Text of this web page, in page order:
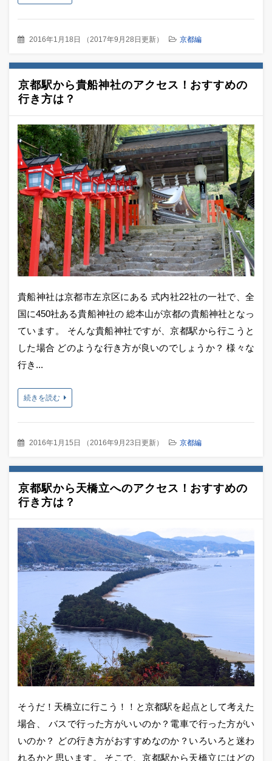
2016年1月18日 （2017年9月28日更新） 京都編
京都駅から貴船神社のアクセス！おすすめの
行き方は？
貴船神社は京都市左京区にある 式内社22社の一社で、全
国に450社ある貴船神社の 総本山が京都の貴船神社となっ
ています。 そんな貴船神社ですが、京都駅から行こうと
した場合 どのような行き方が良いのでしょうか？ 様々な
行き...
続きを読む
2016年1月15日 （2016年9月23日更新） 京都編
京都駅から天橋立へのアクセス！おすすめの
行き方は？
そうだ！天橋立に行こう！！と京都駅を起点として考えた
場合、 バスで行った方がいいのか？電車で行った方がい
いのか？ どの行き方がおすすめなのか？いろいろと迷わ
れるかと思います。 そこで、京都駅から天橋立にはどの